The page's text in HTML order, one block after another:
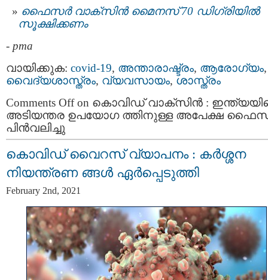
ഫൈസർ വാക്സിൻ മൈനസ് 70 ഡിഗ്രിയില്‍
സൂക്ഷിക്കണം
- pma
വായിക്കുക: covid-19, അന്താരാഷ്ട്രം, ആരോഗ്യം,
വൈദ്യശാസ്ത്രം, വ്യവസായം, ശാസ്ത്രം
Comments Offon കൊവിഡ് വാക്‌സിൻ :
അടിയന്തര ഉപയോഗ ത്തിനുള്ള അപേക്ഷ
പിന്‍വലിച്ചു
കൊവിഡ് വൈറസ് വ്യാപനം : കര്‍ശ്ശന
നിയന്ത്രണ ങ്ങള്‍ ഏര്‍പ്പെടുത്തി
February 2nd, 2021